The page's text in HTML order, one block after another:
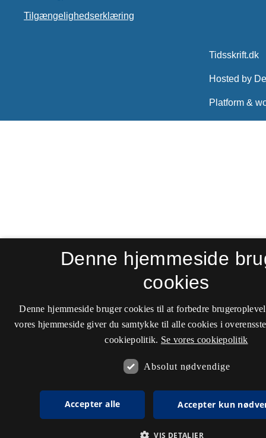
Tilgængelighedserklæring
Denne hjemmeside
cookies
Denne hjemmeside bruger cookies til at forbedre
vores hjemmeside giver du samtykke til alle cookies i
cookiepolitik. Se vores cookiepolitik
Absolut nødvendige
Accepter alle Accepter kun
VIS DETALJER